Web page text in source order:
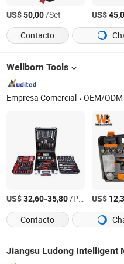
US$50,00/Set US$
Contacto
Wellborn Tools
Empresa Comercial OEM/ODM
US$32,60-35,80/Pieza US$
Contacto
Jiangsu Ludong Intelligent